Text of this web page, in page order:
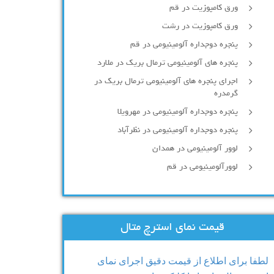
ورق کامپوزیت در قم
ورق کامپوزیت در رشت
پنجره دوجداره آلومينيومی در قم
پنجره های آلومینیومی ترمال بریک در ملارد
اجرای پنجره های آلومینیومی ترمال بریک در
گرمدره
پنجره دوجداره آلومینیومی در مهرویلا
پنجره دوجداره آلومینیومی در نظرآباد
لوور آلومینیومی در همدان
لوورآلومینیومی در قم
قیمت نمای استرچ متال
لطفا برای اطلاع از قیمت دقیق اجرای نمای